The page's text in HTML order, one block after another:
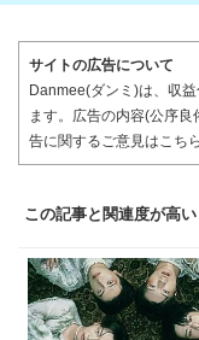
サイトの広告について
Danmee(ダンミ)は、収
ます。広告の内容(公序
告に関するご意見はこち
この記事と関連度が高